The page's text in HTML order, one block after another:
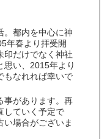
。都内を中心に神
年春より拝受開
印だけでなく神社
思い、2015年より
もなれれば幸いで
事があります。再
していく予定で
い場合がございま